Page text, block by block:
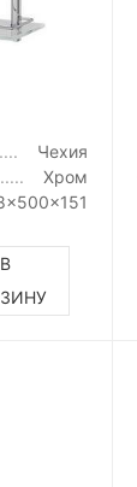
Чехия
Хром
В